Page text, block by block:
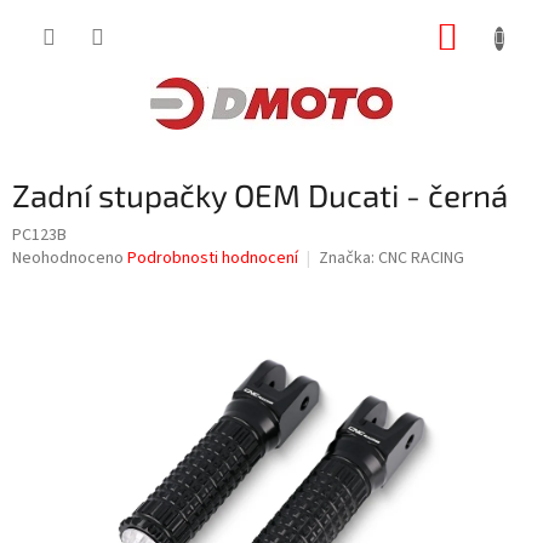
Zadní stupačky OEM Ducati - černá
PC123B
Průměrné
Neohodnoceno Podrobnosti hodnocení Značka: CNC RACING